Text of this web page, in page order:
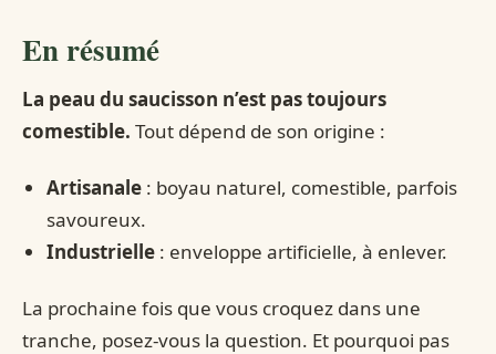
En résumé
La peau du saucisson n’est pas toujours
comestible. Tout dépend de son origine :
Artisanale : boyau naturel, comestible, parfois
savoureux.
Industrielle : enveloppe artificielle, à enlever.
La prochaine fois que vous croquez dans une
tranche, posez-vous la question. Et pourquoi pas